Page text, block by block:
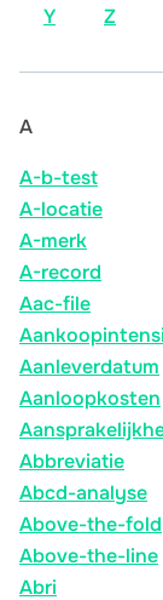
Y
Z
A
A-b-test
A-locatie
A-merk
A-record
Aac-file
Aanleverdatum
Aanloopkosten
Abbreviatie
Abcd-analyse
Above-the-fold
Above-the-line
Abri